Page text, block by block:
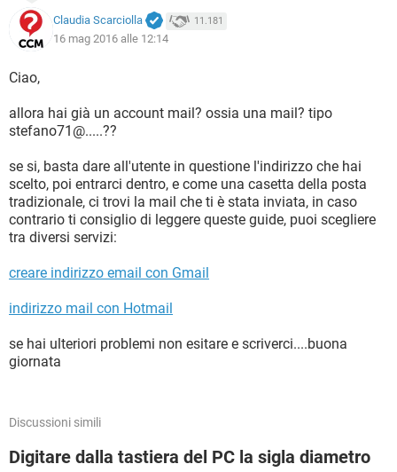
Claudia Scarciolla 11.181
16 mag 2016 alle 12:14
Ciao,
allora hai già un account mail? ossia una mail? tipo
stefano71@.....??
se si, basta dare all'utente in questione l'indirizzo che hai
scelto, poi entrarci dentro, e come una casetta della posta
tradizionale, ci trovi la mail che ti è stata inviata, in caso
contrario ti consiglio di leggere queste guide, puoi scegliere
tra diversi servizi:
creare indirizzo email con Gmail
indirizzo mail con Hotmail
se hai ulteriori problemi non esitare e scriverci....buona
giornata
Discussioni simili
Digitare dalla tastiera del PC la sigla diametro